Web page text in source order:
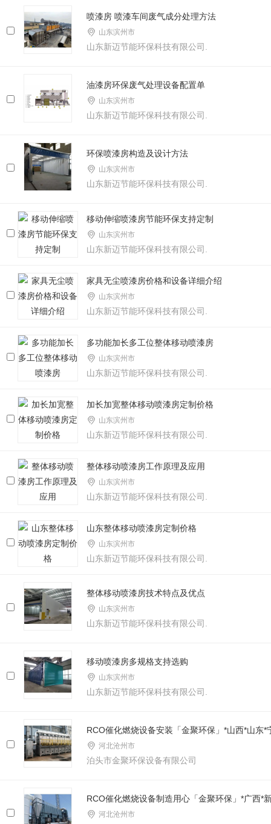
喷漆房 喷漆车间废气成分处理方法
山东滨州市
山东新迈节能环保科技有限公司.
油漆房环保废气处理设备配置单
山东滨州市
山东新迈节能环保科技有限公司.
环保喷漆房构造及设计方法
山东滨州市
山东新迈节能环保科技有限公司.
移动伸缩喷漆房节能环保支持定制
山东滨州市
山东新迈节能环保科技有限公司.
家具无尘喷漆房价格和设备详细介绍
山东滨州市
山东新迈节能环保科技有限公司.
多功能加长多工位整体移动喷漆房
山东滨州市
山东新迈节能环保科技有限公司.
加长加宽整体移动喷漆房定制价格
山东滨州市
山东新迈节能环保科技有限公司.
整体移动喷漆房工作原理及应用
山东滨州市
山东新迈节能环保科技有限公司.
山东整体移动喷漆房定制价格
山东滨州市
山东新迈节能环保科技有限公司.
整体移动喷漆房技术特点及优点
山东滨州市
山东新迈节能环保科技有限公司.
移动喷漆房多规格支持选购
山东滨州市
山东新迈节能环保科技有限公司.
RCO催化燃烧设备安装「金聚环保」*山西*山东*
河北沧州市
泊头市金聚环保设备有限公司
RCO催化燃烧设备制造用心「金聚环保」*广西*
河北沧州市